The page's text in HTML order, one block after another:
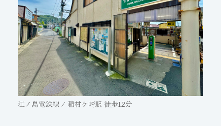
江ノ島電鉄線 / 稲村ケ崎駅 徒歩12分